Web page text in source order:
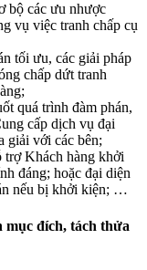
bộ các ưu nhược
vụ việc tranh chấp cụ
tối ưu, các giải pháp
chấp dứt tranh
quá trình đàm phán,
cấp dịch vụ đại
giải với các bên;
trợ.Khách hàng khởi
đáng; hoặc đại diện
nếu bị khởi kiện; …
mục đích, tách thửa